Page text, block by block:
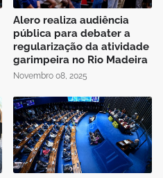
Alero realiza audiência
pública para debater a
regularização da atividade
garimpeira no Rio Madeira
Novembro 08, 2025